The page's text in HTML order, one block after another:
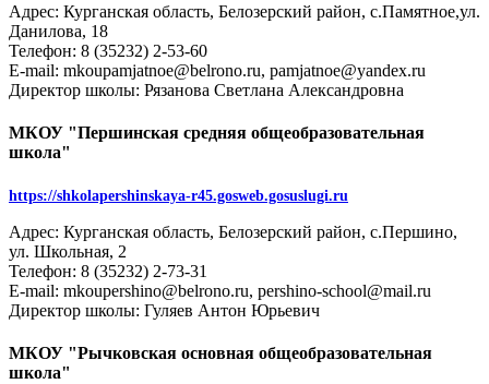
Адрес: Курганская область, Белозерский район, с.Памятное,ул.
Данилова, 18
Телефон: 8 (35232) 2-53-60
E-mail: mkoupamjatnoe@belrono.ru, pamjatnoe@yandex.ru
Директор школы: Рязанова Светлана Александровна
МКОУ "Першинская средняя общеобразовательная
школа"
https://shkolapershinskaya-r45.gosweb.gosuslugi.ru
Адрес: Курганская область, Белозерский район, с.Першино,
ул. Школьная, 2
Телефон: 8 (35232) 2-73-31
E-mail: mkoupershino@belrono.ru, pershino-school@mail.ru
Директор школы: Гуляев Антон Юрьевич
МКОУ "Рычковская основная общеобразовательная
школа"